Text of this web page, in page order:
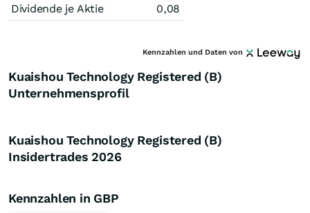
Dividende je Aktie
0,08
Kennzahlen und Daten von
Kuaishou Technology Registered (B)
Unternehmensprofil
Kuaishou Technology Registered (B)
Insidertrades 2026
Kennzahlen in GBP